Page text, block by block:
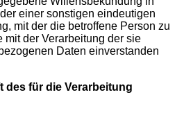
einer sonstigen eindeutigen
mit der die betroffene Person zu
mit der Verarbeitung der sie
Daten einverstanden
des für die Verarbeitung